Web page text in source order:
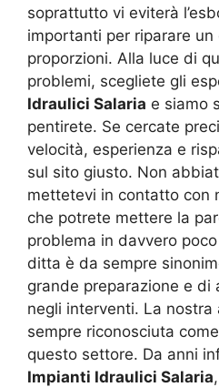
soprattutto vi eviterà
importanti per riparare
proporzioni. Alla luce di
problemi, scegliete gli
Idraulici Salaria e siamo
pentirete. Se cercate
velocità, esperienza e
sul sito giusto. Non
mettetevi in contatto con
che potrete mettere la
problema in davvero
ditta è da sempre
grande preparazione e di
negli interventi. La
sempre riconosciuta
questo settore. Da anni
Impianti Idraulici Salaria